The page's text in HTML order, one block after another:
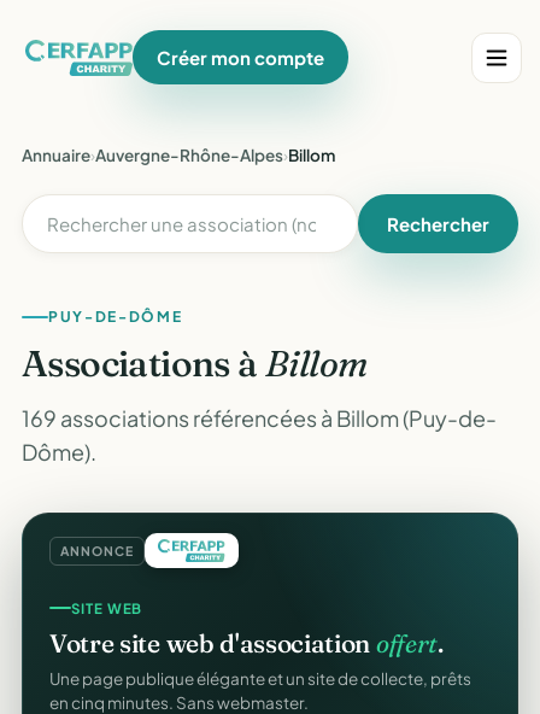
Créer mon compte
Annuaire›Auvergne-Rhône-Alpes›Billom
Rechercher
PUY-DE-DÔME
Associations àBillom
169 associations référencées à Billom (Puy-de-
Dôme).
ANNONCE
SITE WEB
Votre site web d'association offert.
Une page publique élégante et un site de collecte, prêts
en cinq minutes. Sans webmaster.